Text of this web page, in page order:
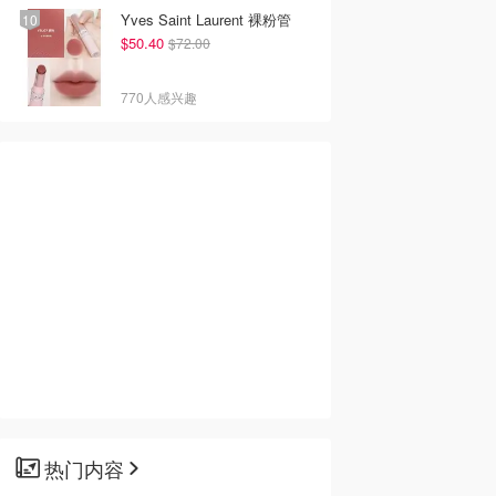
Yves Saint Laurent 裸粉管
$50.40 $72.00
770人感兴趣
热门内容